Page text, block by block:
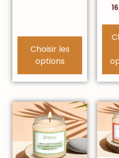
Choisir les
options